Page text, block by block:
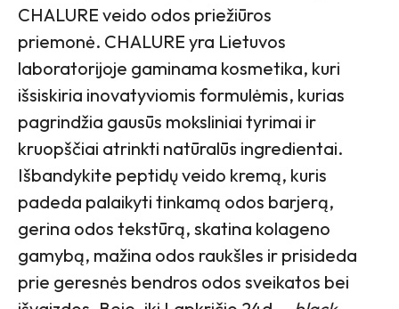
CHALURE veido odos priežiūros
priemonė. CHALURE yra Lietuvos
laboratorijoje gaminama kosmetika, kuri
išsiskiria inovatyviomis formulėmis, kurias
pagrindžia gausūs moksliniai tyrimai ir
kruopščiai atrinkti natūralūs ingredientai.
Išbandykite peptidų veido kremą, kuris
padeda palaikyti tinkamą odos barjerą,
gerina odos tekstūrą, skatina kolageno
gamybą, mažina odos raukšles ir prisideda
prie geresnės bendros odos sveikatos bei